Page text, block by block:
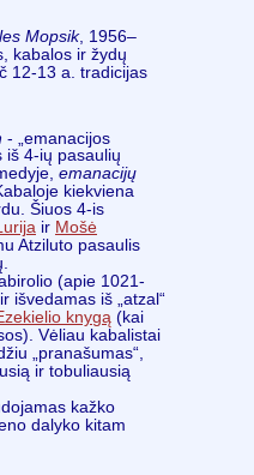
Mopsik, 1956–
kabalos ir žydų
12-13 a. tradicijas
- „emanacijos
iš 4-ių pasaulių
emanacijų
kiekviena
Šiuos 4-is
ir Mošė
Atziluto pasaulis
(apie 1021-
išvedamas iš „atzal“
knygą (kai
Vėliau kabalistai
„pranašumas“,
ir tobuliausią
kažko
dalyko kitam